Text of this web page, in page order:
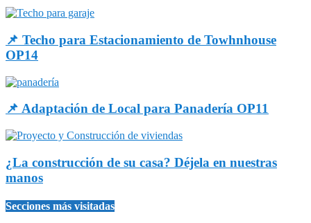
📌 Techo para Estacionamiento de Towhnhouse
OP14
📌 Adaptación de Local para Panadería OP11
¿La construcción de su casa? Déjela en nuestras
manos
Secciones más visitadas